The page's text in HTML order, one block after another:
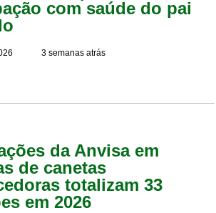
com saúde do pai
3 semanas atrás
da Anvisa em
de canetas
totalizam 33
em 2026